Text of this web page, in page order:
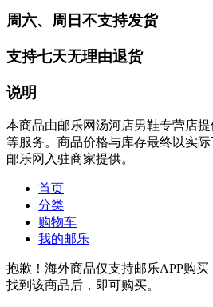
周六、周日不支持发货
支持七天无理由退货
说明
本商品由邮乐网汤河店男鞋专营店
等服务。商品价格与库存最终以实
邮乐网入驻商家提供。
首页
分类
购物车
我的邮乐
抱歉！海外商品仅支持邮乐APP购
找到该商品后，即可购买。